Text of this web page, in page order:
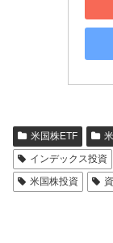
米国株ETF
インデックス投資
米国株投資